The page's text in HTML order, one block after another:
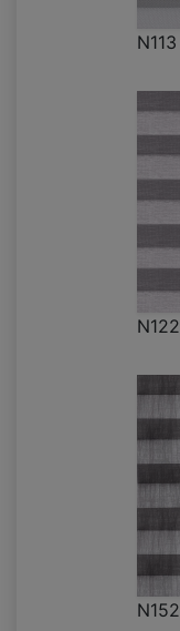
N113
N122
N152